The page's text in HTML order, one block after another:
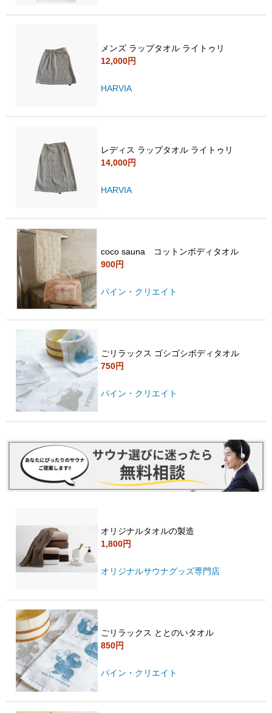
メンズ ラップタオル ライトゥリ
12,000円
HARVIA
レディス ラップタオル ライトゥリ
14,000円
HARVIA
coco sauna コットンボディタオル
900円
パイン・クリエイト
ごリラックス ゴシゴシボディタオル
750円
パイン・クリエイト
オリジナルタオルの製造
1,800円
オリジナルサウナグッズ専門店
ごリラックス ととのいタオル
850円
パイン・クリエイト